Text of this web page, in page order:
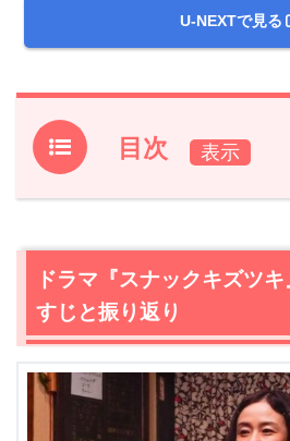
U-NEXTで見る
目次
1.ドラマ『スナックキズツキ』前
【ネタバレあり】ドラマ『スナ
らすじと感想
2.1クレーマー安達よしみ（平岩
2.2 主張する客（西田尚美）＆モ
武雅）にもやもや…総菜屋店員
憂鬱な日々
ドラマ『スナックキズツ
すじと振り返り